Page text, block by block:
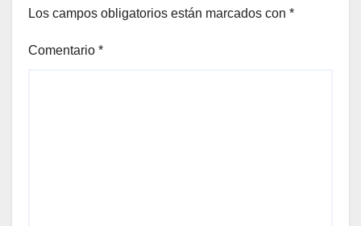
Los campos obligatorios están marcados con *
Comentario *